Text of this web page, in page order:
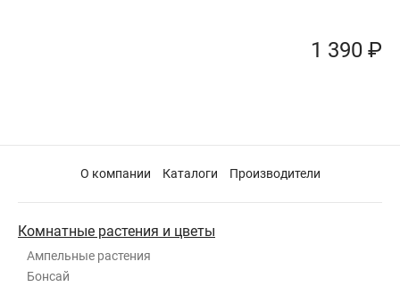
1 390 ₽
О компании Каталоги Производители
Комнатные растения и цветы
Ампельные растения
Бонсай